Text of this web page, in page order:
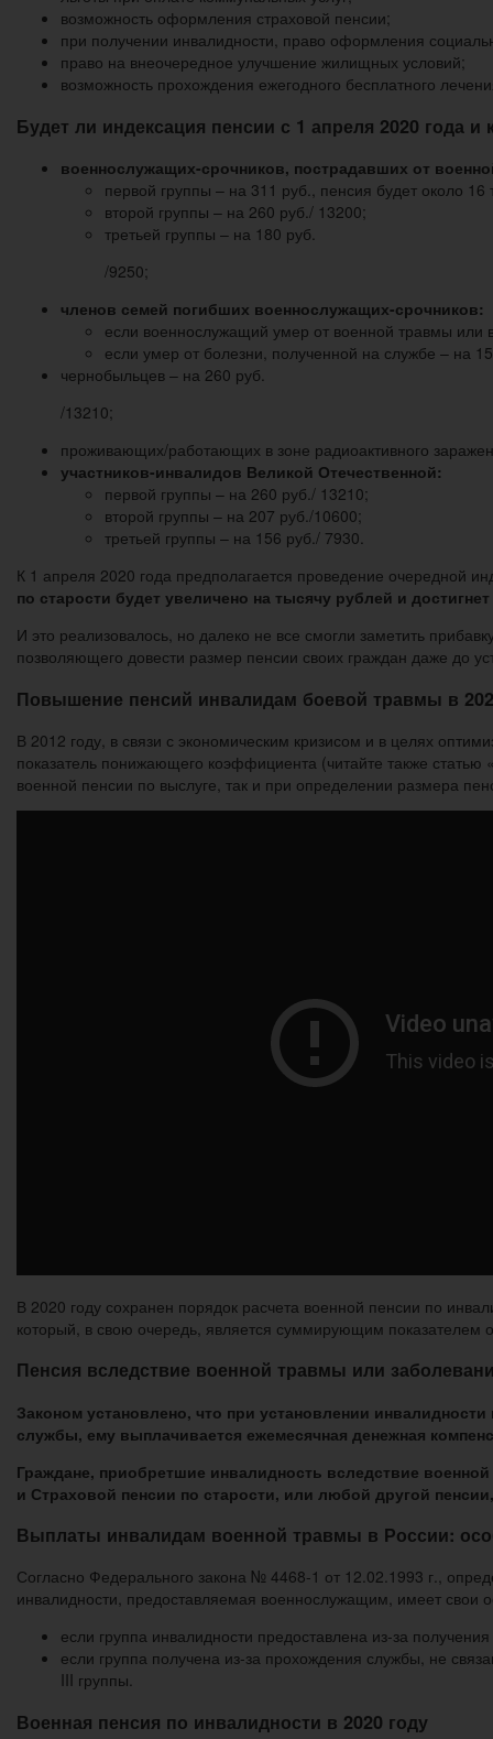
возможность оформления страховой пенсии;
при получении инвалидности, право оформления
право на внеочередное улучшение жилищных условий;
возможность прохождения ежегодного бесплатного
Будет ли индексация пенсии с 1 апреля 2020 года
военнослужащих-срочников, пострадавших от
первой группы – на 311 руб., пенсия будет около 16
второй группы – на 260 руб./ 13200;
третьей группы – на 180 руб.
/9250;
членов семей погибших военнослужащих-срочников:
если военнослужащий умер от военной травмы или
если умер от болезни, полученной на службе – на
чернобыльцев – на 260 руб.
/13210;
проживающих/работающих в зоне радиоактивного
участников-инвалидов Великой Отечественной:
первой группы – на 260 руб./ 13210;
второй группы – на 207 руб./10600;
третьей группы – на 156 руб./ 7930.
К 1 апреля 2020 года предполагается проведение очередной
по старости будет увеличено на тысячу рублей и
И это реализовалось, но далеко не все смогли заметить
позволяющего довести размер пенсии своих граждан даже до
Повышение пенсий инвалидам боевой травмы в
В 2012 году, в связи с экономическим кризисом и в целях
показатель понижающего коэффициента (читайте также
военной пенсии по выслуге, так и при определении размера
В 2020 году сохранен порядок расчета военной пенсии по
который, в свою очередь, является суммирующим показателем
Пенсия вследствие военной травмы или
Законом установлено, что при установлении
службы, ему выплачивается ежемесячная денежная
Граждане, приобретшие инвалидность вследствие
и Страховой пенсии по старости, или любой другой
Выплаты инвалидам военной травмы в России:
Согласно Федерального закона № 4468-1 от 12.02.1993 г.,
инвалидности, предоставляемая военнослужащим, имеет свои
если группа инвалидности предоставлена из-за
если группа получена из-за прохождения службы, не
III группы.
Военная пенсия по инвалидности в 2020 году